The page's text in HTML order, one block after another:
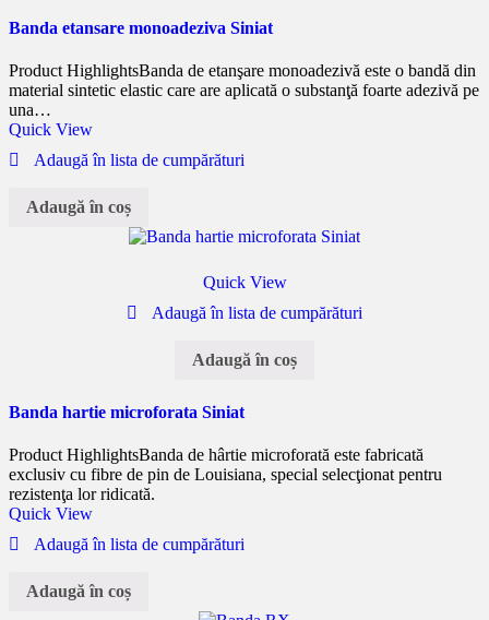
Banda etansare monoadeziva Siniat
Product HighlightsBanda de etanşare monoadezivă este o bandă din
material sintetic elastic care are aplicată o substanţă foarte adezivă pe
una…
Quick View
Adaugă în lista de cumpărături
Adaugă în coș
Quick View
Adaugă în lista de cumpărături
Adaugă în coș
Banda hartie microforata Siniat
Product HighlightsBanda de hârtie microforată este fabricată
exclusiv cu fibre de pin de Louisiana, special selecţionat pentru
rezistenţa lor ridicată.
Quick View
Adaugă în lista de cumpărături
Adaugă în coș